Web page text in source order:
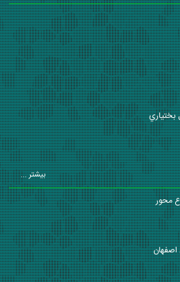
بیشتر ...
محور
اصفهان